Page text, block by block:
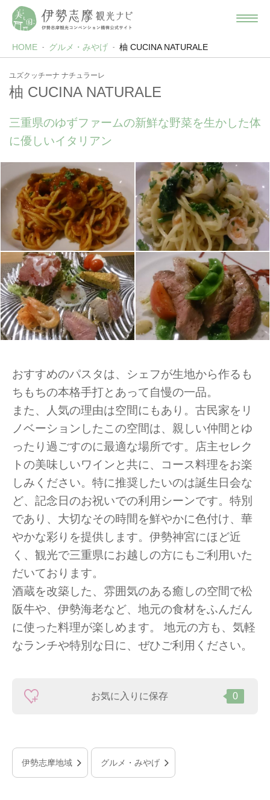
HOME グルメ・みやげ 柚 CUCINA NATURALE
ユズクッチーナ ナチュラーレ
柚 CUCINA NATURALE
三重県のゆずファームの新鮮な野菜を生かした体
に優しいイタリアン
おすすめのパスタは、シェフが生地から作るも
ちもちの本格手打とあって自慢の一品。
また、人気の理由は空間にもあり。古民家をリ
ノベーションしたこの空間は、親しい仲間とゆ
ったり過ごすのに最適な場所です。店主セレク
トの美味しいワインと共に、コース料理をお楽
しみください。特に推奨したいのは誕生日会な
ど、記念日のお祝いでの利用シーンです。特別
であり、大切なその時間を鮮やかに色付け、華
やかな彩りを提供します。伊勢神宮にほど近
く、観光で三重県にお越しの方にもご利用いた
だいております。
酒蔵を改築した、雰囲気のある癒しの空間で松
阪牛や、伊勢海老など、地元の食材をふんだん
に使った料理が楽しめます。 地元の方も、気軽
なランチや特別な日に、ぜひご利用ください。
お気に入りに保存 0
伊勢志摩地域 グルメ・みやげ